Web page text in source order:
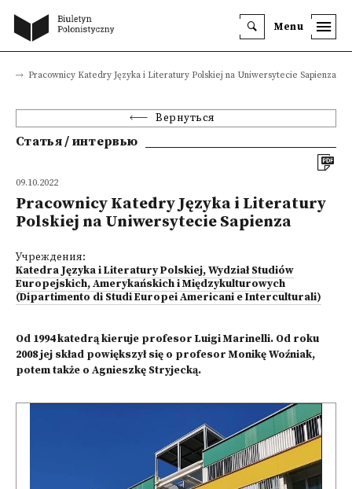
Menu
Pracownicy Katedry Języka i Literatury Polskiej na Uniwersytecie Sapienza
Вернуться
Статья / интервью
09.10.2022
Pracownicy Katedry Języka i Literatury
Polskiej na Uniwersytecie Sapienza
Учреждения:
Katedra Języka i Literatury Polskiej, Wydział Studiów
Europejskich, Amerykańskich i Międzykulturowych
(Dipartimento di Studi Europei Americani e Interculturali)
Od 1994 katedrą kieruje profesor Luigi Marinelli. Od roku
2008 jej skład powiększył się o profesor Monikę Woźniak,
potem także o Agnieszkę Stryjecką.